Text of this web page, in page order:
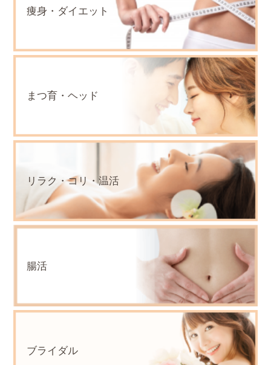
痩身・ダイエット
まつ育・ヘッド
リラク・コリ・温活
腸活
ブライダル